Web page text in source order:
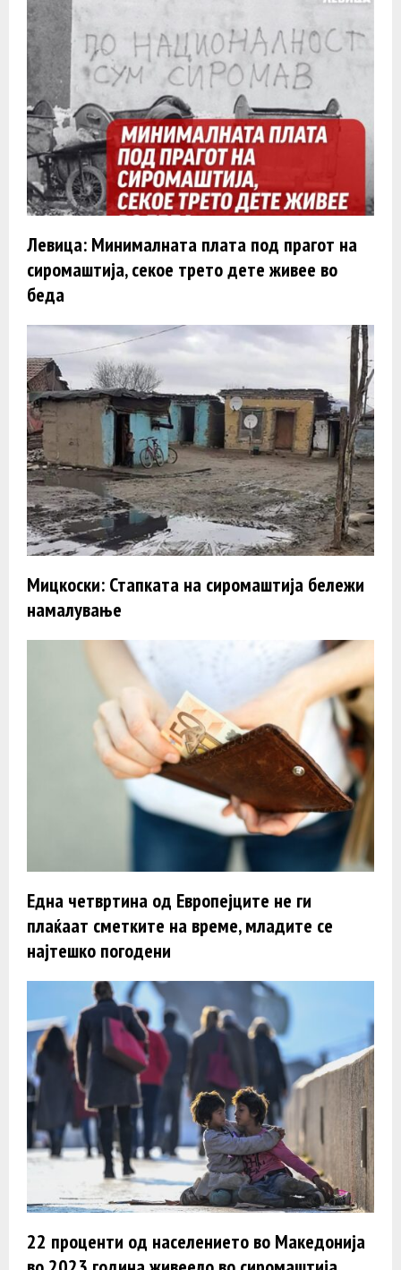
Левица: Минималната плата под прагот на
сиромаштија, секое трето дете живее во
беда
Мицкоски: Стапката на сиромаштија бележи
намалување
Една четвртина од Европејците не ги
плаќаат сметките на време, младите се
најтешко погодени
22 проценти од населението во Македонија